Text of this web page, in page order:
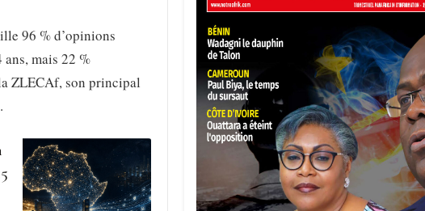
96 % d’opinions
mais 22 %
ZLECAf, son principal